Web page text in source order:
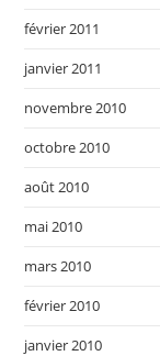
février 2011
janvier 2011
novembre 2010
octobre 2010
août 2010
mai 2010
mars 2010
février 2010
janvier 2010